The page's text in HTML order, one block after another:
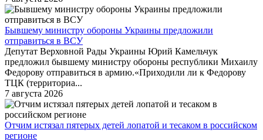
Бывшему министру обороны Украины предложили
отправиться в ВСУ
Депутат Верховной Рады Украины Юрий Камельчук
предложил бывшему министру обороны республики Михаилу
Федорову отправиться в армию.«Приходили ли к Федорову
ТЦК (территориа...
7 августа 2026
Отчим истязал пятерых детей лопатой и тесаком в российском
регионе